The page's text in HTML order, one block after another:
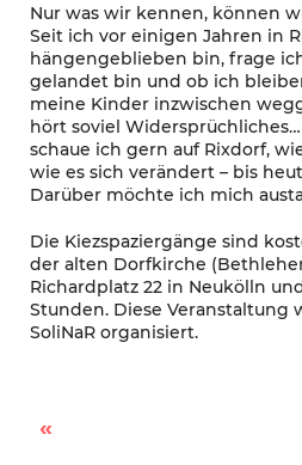
Nur was wir kennen, können
Seit ich vor einigen Jahren in
hängengeblieben bin, frage
gelandet bin und ob ich
meine Kinder inzwischen
hört soviel
schaue ich gern auf Rixdorf,
wie es sich verändert – bis
Darüber möchte ich mich
Die Kiezspaziergänge sind
der alten Dorfkirche
Richardplatz 22 in Neukölln
Stunden. Diese Veranstaltung
SoliNaR organisiert.